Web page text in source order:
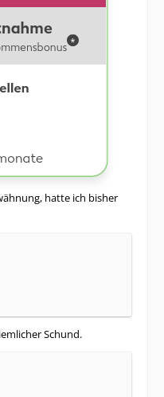
hatte ich bisher
Schund.